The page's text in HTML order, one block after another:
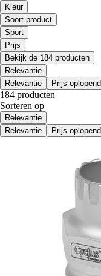
Kleur
Soort product
Sport
Prijs
Bekijk de 184 producten
Relevantie
Relevantie
Prijs oplopend
184 producten
Sorteren op
Relevantie
Relevantie
Prijs oplopend